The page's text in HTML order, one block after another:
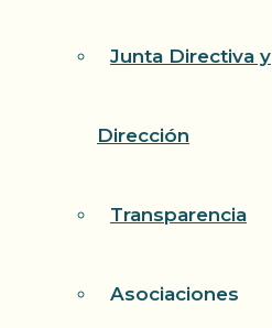
Junta Directiva y
Dirección
Transparencia
Asociaciones